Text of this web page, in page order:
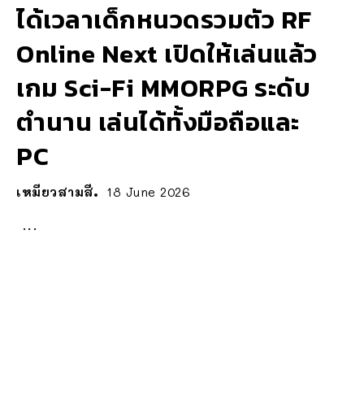
ได้เวลาเด็กหนวดรวมตัว RF
Online Next เปิดให้เล่นแล้ว
เกม Sci-Fi MMORPG ระดับ
ตำนาน เล่นได้ทั้งมือถือและ
PC
เหมียวสามสี 18 June 2026
...